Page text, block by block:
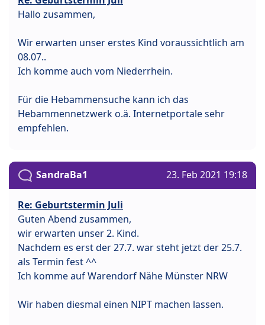
Hallo zusammen,
Wir erwarten unser erstes Kind voraussichtlich am
08.07..
Ich komme auch vom Niederrhein.
Für die Hebammensuche kann ich das
Hebammennetzwerk o.ä. Internetportale sehr
empfehlen.
SandraBa1 23. Feb 2021 19:18
Re: Geburtstermin Juli
Guten Abend zusammen,
wir erwarten unser 2. Kind.
Nachdem es erst der 27.7. war steht jetzt der 25.7.
als Termin fest ^^
Ich komme auf Warendorf Nähe Münster NRW
Wir haben diesmal einen NIPT machen lassen.